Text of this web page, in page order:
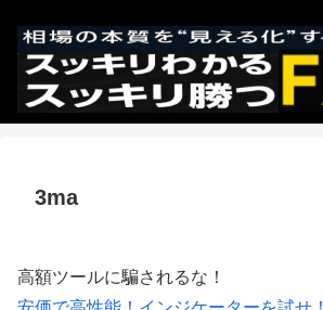
3ma
高額ツールに騙されるな！